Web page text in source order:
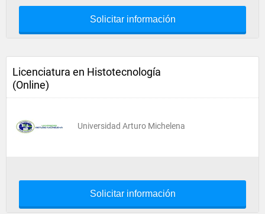
Solicitar información
Licenciatura en Histotecnología
(Online)
Universidad Arturo Michelena
Solicitar información